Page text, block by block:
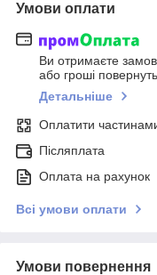
Умови оплати
Ви отримаєте
або гроші
Детальніше
Оплатити
Післяплата
Оплата на рахунок
Всі умови оплати
Умови повернення